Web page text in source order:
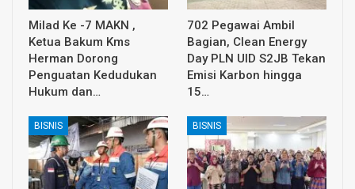
Milad Ke -7 MAKN ,
Ketua Bakum Kms
Herman Dorong
Penguatan Kedudukan
Hukum dan…
702 Pegawai Ambil
Bagian, Clean Energy
Day PLN UID S2JB Tekan
Emisi Karbon hingga
15…
BISNIS BISNIS